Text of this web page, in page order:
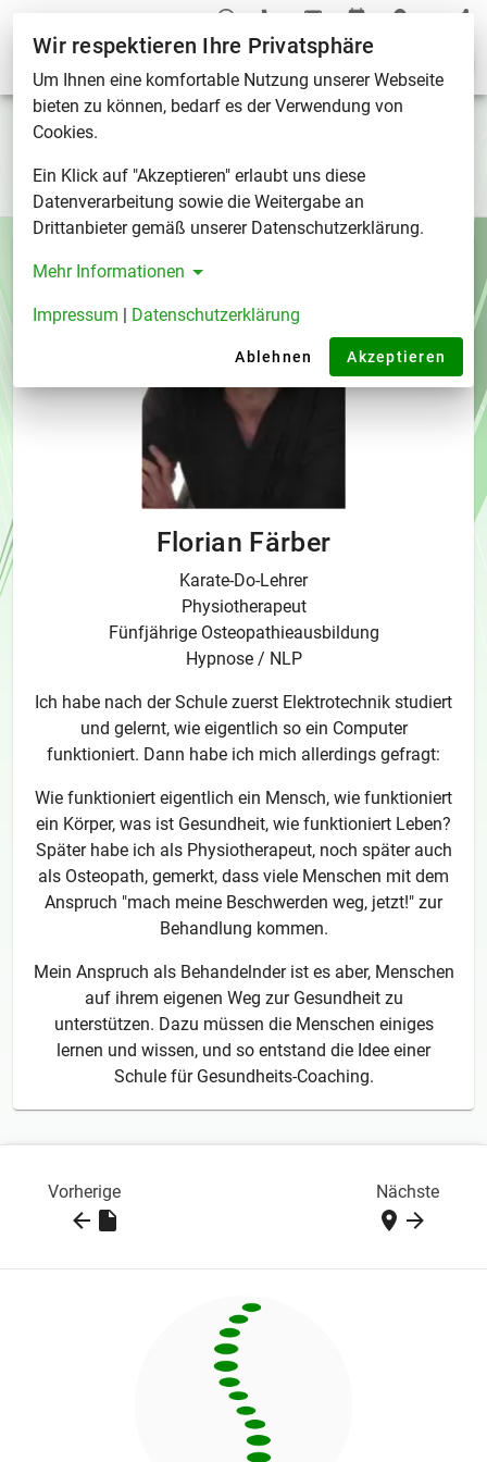
Über mich
Eine kurze Vorstellung des
Inhabers
Florian Färber
Karate-Do-Lehrer
Physiotherapeut
Fünfjährige Osteopathieausbildung
Hypnose / NLP
Ich habe nach der Schule zuerst Elektrotechnik studiert
und gelernt, wie eigentlich so ein Computer
funktioniert. Dann habe ich mich allerdings gefragt:
Wie funktioniert eigentlich ein Mensch, wie funktioniert
ein Körper, was ist Gesundheit, wie funktioniert Leben?
Später habe ich als Physiotherapeut, noch später auch
als Osteopath, gemerkt, dass viele Menschen mit dem
Anspruch "mach meine Beschwerden weg, jetzt!" zur
Behandlung kommen.
Mein Anspruch als Behandelnder ist es aber, Menschen
auf ihrem eigenen Weg zur Gesundheit zu
unterstützen. Dazu müssen die Menschen einiges
lernen und wissen, und so entstand die Idee einer
Schule für Gesundheits-Coaching.
Vorherige Nächste
Wir respektieren Ihre Privatsphäre
Um Ihnen eine komfortable Nutzung unserer Webseite
bieten zu können, bedarf es der Verwendung von
Cookies.
Ein Klick auf "Akzeptieren" erlaubt uns diese
Datenverarbeitung sowie die Weitergabe an
Drittanbieter gemäß unserer Datenschutzerklärung.
Mehr Informationen
Impressum | Datenschutzerklärung
Ablehnen Akzeptieren